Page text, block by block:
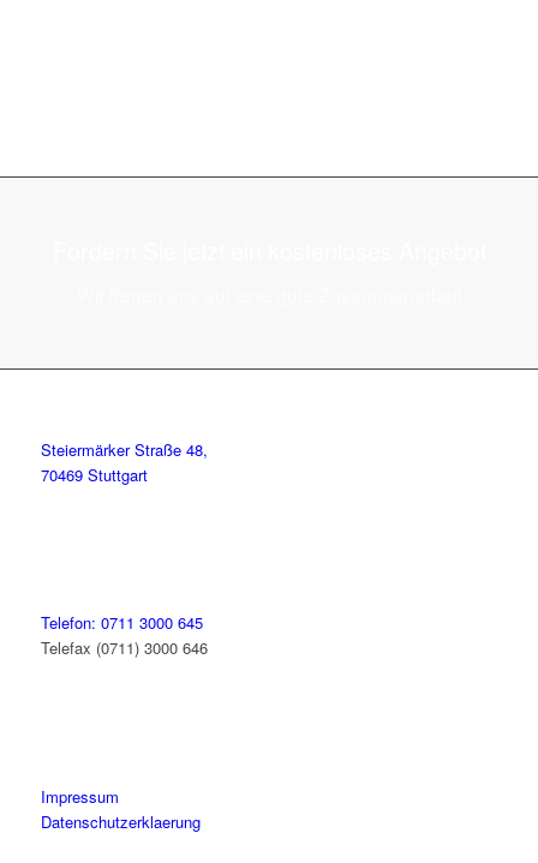
Steiermärker Straße 48,
70469 Stuttgart
Telefon: 0711 3000 645
Telefax (0711) 3000 646
Impressum
Datenschutzerklaerung